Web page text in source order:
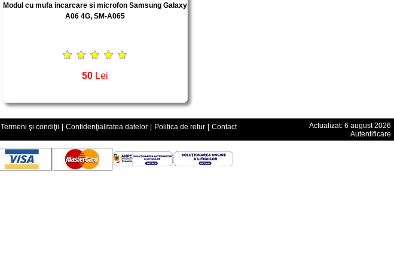
Modul cu mufa incarcare si microfon Samsung Galaxy
A06 4G, SM-A065
50 Lei
Termeni şi condiţii | Confidenţialitatea datelor | Politica de retur | Contact
Actualizat: 6 august 2026
Autentificare